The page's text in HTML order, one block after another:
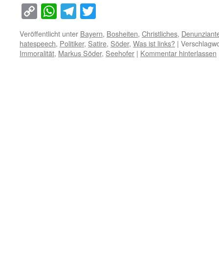
Copy
Link
WhatsApp
Telegram
Veröffentlicht unter Bayern, Bosheiten, Christliches,
hatespeech, Politiker, Satire, Söder, Was ist links? |
Immoralität, Markus Söder, Seehofer | Kommentar hinterlassen